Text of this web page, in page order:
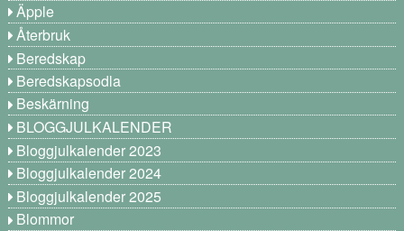
Äpple
Återbruk
Beredskap
Beredskapsodla
Beskärning
BLOGGJULKALENDER
Bloggjulkalender 2023
Bloggjulkalender 2024
Bloggjulkalender 2025
Blommor